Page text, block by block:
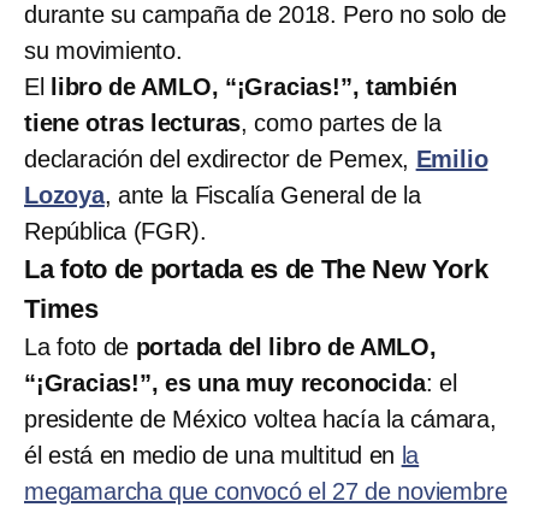
durante su campaña de 2018. Pero no solo de
su movimiento.
El
libro de AMLO, “¡Gracias!”, también
tiene otras lecturas, como partes de la
declaración del exdirector de Pemex, Emilio
Lozoya, ante la Fiscalía General de la
República (FGR).
La foto de portada es de The New York
Times
La foto de portada del libro de AMLO,
“¡Gracias!”, es una muy reconocida: el
presidente de México voltea hacía la cámara,
él está en medio de una multitud en la
megamarcha que convocó el 27 de noviembre